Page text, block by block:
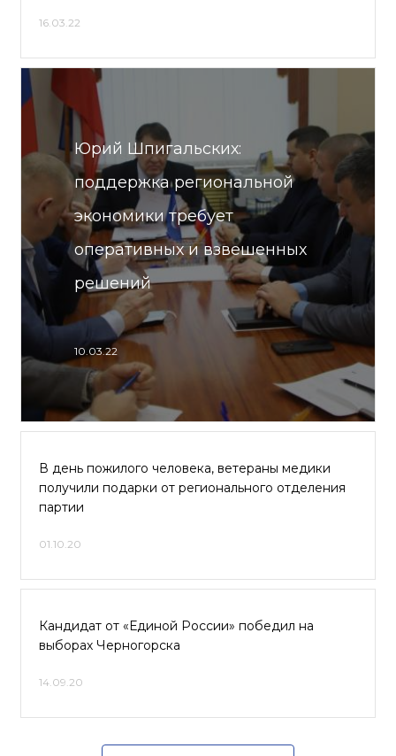
16.03.22
Юрий Шпигальских:
поддержка региональной
экономики требует
оперативных и взвешенных
решений
10.03.22
В день пожилого человека, ветераны медики
получили подарки от регионального отделения
партии
01.10.20
Кандидат от «Единой России» победил на
выборах Черногорска
14.09.20